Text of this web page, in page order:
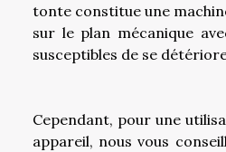
tonte constitue une
sur le plan mécanique
susceptibles de se
Cependant, pour une
appareil, nous vous